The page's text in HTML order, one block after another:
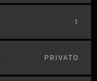
1
PRIVATO